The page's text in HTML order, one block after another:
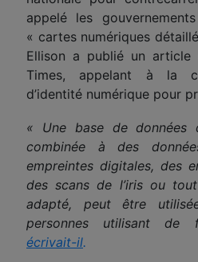
appelé les
« cartes numériques
Ellison a publié un article
Times, appelant à la
d’identité numérique pour
« Une base de données
combinée à des
empreintes digitales, des
des scans de l’iris ou
adapté, peut être
personnes utilisant de
écrivait-il.